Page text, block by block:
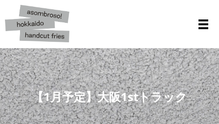
メ
【1月予定】大阪1stトラック